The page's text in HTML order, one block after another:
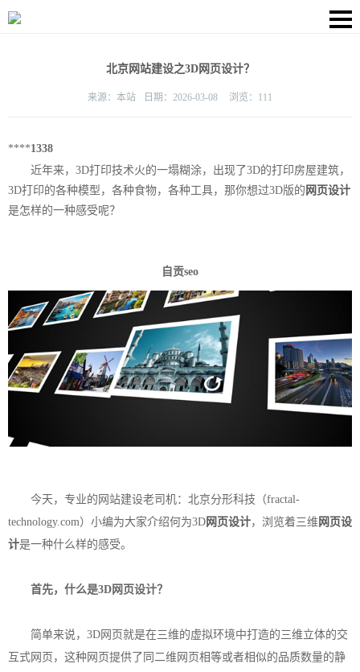
北京网站建设之3D网页设计？
来源： 本站 日期： 2026-03-08 浏览： 111
****1338
近年来，3D打印技术火的一塌糊涂，出现了3D的打印房屋建筑，
3D打印的各种模型，各种食物，各种工具，那你想过3D版的 网页设计
是怎样的一种感受呢？
自贡seo
今天，专业的网站建设老司机：北京分形科技（fractal-
technology.com）小编为大家介绍何为3D 网页设计，浏览着三维 网页设
计是一种什么样的感受。
首先，什么是3D 网页设计？
简单来说，3D网页就是在三维的虚拟环境中打造的三维立体的交
互式网页，这种网页提供了同二维网页相等或者相似的品质数量的静